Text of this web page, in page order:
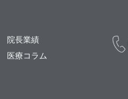
院長業績
医療コラム